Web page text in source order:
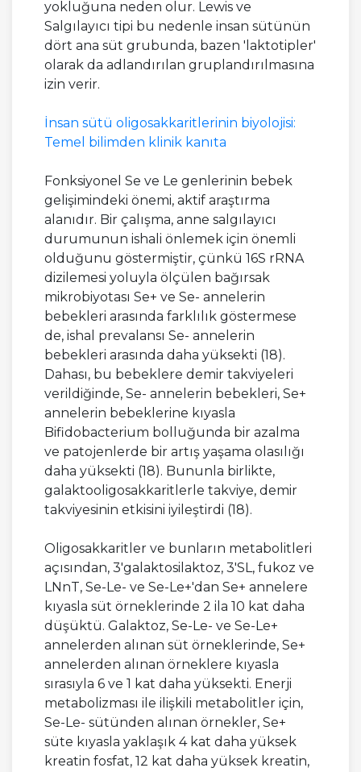
yokluğuna neden olur. Lewis ve
Salgılayıcı tipi bu nedenle insan sütünün
dört ana süt grubunda, bazen 'laktotipler'
olarak da adlandırılan gruplandırılmasına
izin verir.
İnsan sütü oligosakkaritlerinin biyolojisi:
Temel bilimden klinik kanıta
Fonksiyonel Se ve Le genlerinin bebek
gelişimindeki önemi, aktif araştırma
alanıdır. Bir çalışma, anne salgılayıcı
durumunun ishali önlemek için önemli
olduğunu göstermiştir, çünkü 16S rRNA
dizilemesi yoluyla ölçülen bağırsak
mikrobiyotası Se+ ve Se- annelerin
bebekleri arasında farklılık göstermese
de, ishal prevalansı Se- annelerin
bebekleri arasında daha yüksekti (18).
Dahası, bu bebeklere demir takviyeleri
verildiğinde, Se- annelerin bebekleri, Se+
annelerin bebeklerine kıyasla
Bifidobacterium bolluğunda bir azalma
ve patojenlerde bir artış yaşama olasılığı
daha yüksekti (18). Bununla birlikte,
galaktooligosakkaritlerle takviye, demir
takviyesinin etkisini iyileştirdi (18).
Oligosakkaritler ve bunların metabolitleri
açısından, 3'galaktosilaktoz, 3'SL, fukoz ve
LNnT, Se-Le- ve Se-Le+'dan Se+ annelere
kıyasla süt örneklerinde 2 ila 10 kat daha
düşüktü. Galaktoz, Se-Le- ve Se-Le+
annelerden alınan süt örneklerinde, Se+
annelerden alınan örneklere kıyasla
sırasıyla 6 ve 1 kat daha yüksekti. Enerji
metabolizması ile ilişkili metabolitler için,
Se-Le- sütünden alınan örnekler, Se+
süte kıyasla yaklaşık 4 kat daha yüksek
kreatin fosfat, 12 kat daha yüksek kreatin,